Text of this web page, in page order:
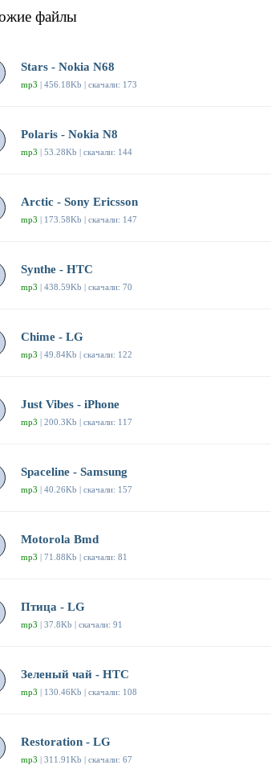
файлы
Stars - Nokia N68
mp3 | 456.18Kb | скачали: 173
Polaris - Nokia N8
mp3 | 53.28Kb | скачали: 144
Arctic - Sony Ericsson
mp3 | 173.58Kb | скачали: 147
Synthe - HTC
mp3 | 438.59Kb | скачали: 70
Chime - LG
mp3 | 49.84Kb | скачали: 122
Just Vibes - iPhone
mp3 | 200.3Kb | скачали: 117
Spaceline - Samsung
mp3 | 40.26Kb | скачали: 157
Motorola Bmd
mp3 | 71.88Kb | скачали: 81
Птица - LG
mp3 | 37.8Kb | скачали: 91
Зеленый чай - HTC
mp3 | 130.46Kb | скачали: 108
Restoration - LG
mp3 | 311.91Kb | скачали: 67